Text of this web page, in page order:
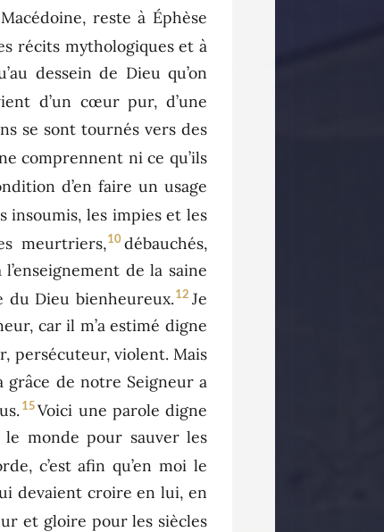
reste à Éphèse
récits mythologiques et à
dessein de Dieu qu’on
d’un cœur pur, d’une
se sont tournés vers des
comprennent ni ce qu’ils
d’en faire un usage
insoumis, les impies et les
meurtriers,10débauchés,
de la saine
du Dieu bienheureux.12 Je
car il m’a estimé digne
persécuteur, violent. Mais
grâce de notre Seigneur a
15 Voici une parole digne
monde pour sauver les
c’est afin qu’en moi le
devaient croire en lui, en
et gloire pour les siècles